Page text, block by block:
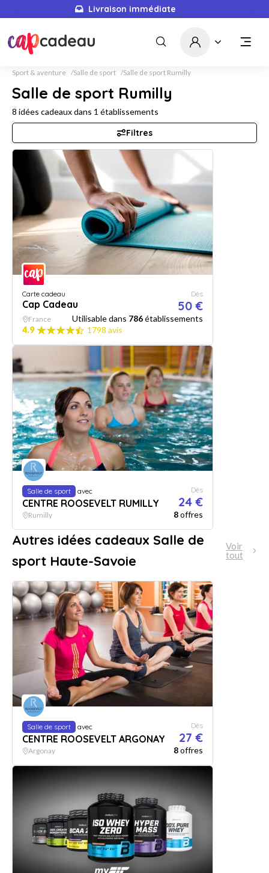
Livraison immédiate
Sport & aventure Salle de sport Salle de sport Rumilly
Salle de sport Rumilly
8 idées cadeaux dans 1 établissements
Filtres
Carte cadeau
Cap Cadeau
Dès
50 €
France Utilisable dans 786établissements
4.9
1798 avis
Salle de sport avec
CENTRE ROOSEVELT RUMILLY
Dès
24 €
Rumilly 8offres
Autres idées cadeaux Salle de
sport Haute-Savoie
Voir
tout
Salle de sport avec
CENTRE ROOSEVELT ARGONAY
Dès
27 €
Argonay 8offres